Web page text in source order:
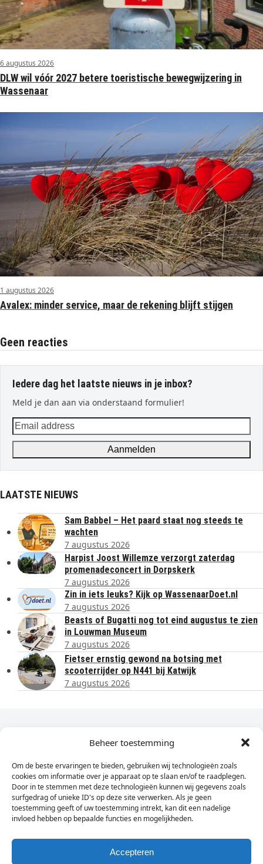
Beheer toestemming
Om de beste ervaringen te bieden, gebruiken wij technologieën zoals
cookies om informatie over je apparaat op te slaan en/of te raadplegen.
Door in te stemmen met deze technologieën kunnen wij gegevens zoals
surfgedrag of unieke ID's op deze site verwerken. Als je geen
toestemming geeft of uw toestemming intrekt, kan dit een nadelige
invloed hebben op bepaalde functies en mogelijkheden.
Accepteren
6 augustus 2026
DLW wil vóór 2027 betere toeristische bewegwijzering in
Wassenaar
1 augustus 2026
Avalex: minder service, maar de rekening blijft stijgen
Geen reacties
Iedere dag het laatste nieuws in je inbox?
Meld je dan aan via onderstaand formulier!
Email
address
Aanmelden
LAATSTE NIEUWS
Sam Babbel – Het paard staat nog steeds te
wachten
7 augustus 2026
Harpist Joost Willemze verzorgt zaterdag
promenadeconcert in Dorpskerk
7 augustus 2026
Zin in iets leuks? Kijk op WassenaarDoet.nl
7 augustus 2026
Beasts of Bugatti nog tot eind augustus te zien
in Louwman Museum
7 augustus 2026
Fietser ernstig gewond na botsing met
scooterrijder op N441 bij Katwijk
7 augustus 2026
Dagelijks het laatste nieuws in je e-mail?
Vul
hier
je
e-
mailadres
in
Sign Up